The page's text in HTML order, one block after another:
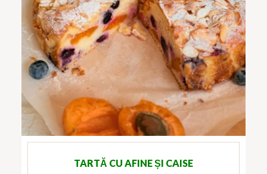
TARTĂ CU AFINE ȘI CAISE